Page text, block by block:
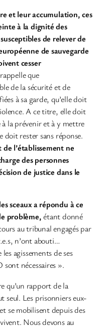
et leur accumulation, ces
à la dignité des
de relever de
de sauvegarde
cesser
que
de la sécurité et de
à sa garde, qu’elle doit
A ce titre, elle doit
la prévenir et à y mettre
doit rester sans réponse.
l’établissement ne
des personnes
de justice dans le
sceaux a répondu à ce
problème,étant donné
au tribunal engagés par
n’ont abouti…
agissements de ses
sont nécessaires ».
qu’un rapport de la
seul. Les prisonniers eux-
se mobilisent depuis des
Nous devons au